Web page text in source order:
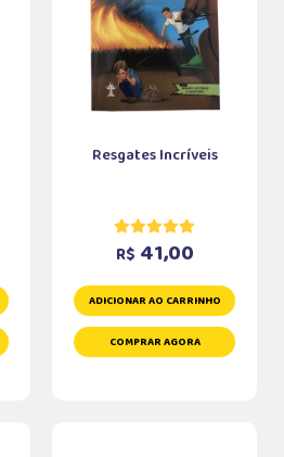
Resgates Incríveis
R$ 41,00
ADICIONAR AO CARRINHO
COMPRAR AGORA